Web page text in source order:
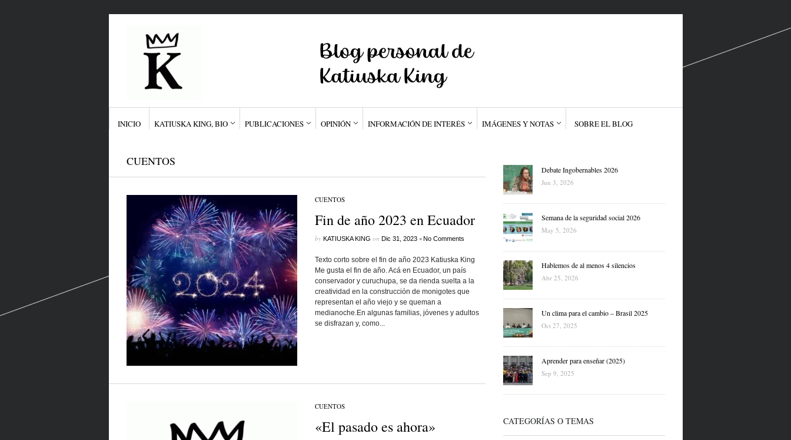
INICIO KATIUSKA KING, BIO PUBLICACIONES OPINIÓN INFORMACIÓN DE INTERÉS IMÁGENES Y NOTAS SOBRE EL BLOG
CUENTOS
CUENTOS
Fin de año 2023 en Ecuador
by KATIUSKA KING on Dic 31, 2023 •No Comments
Texto corto sobre el fin de año 2023 Katiuska King
Me gusta el fin de año. Acá en Ecuador, un país
conservador y curuchupa, se da rienda suelta a la
creatividad en la construcción de monigotes que
representan el año viejo y se queman a
medianoche.En algunas familias, jóvenes y adultos
se disfrazan y, como...
CUENTOS
«El pasado es ahora»
Debate Ingobernables 2026
Jun 3, 2026
Semana de la seguridad social 2026
May 5, 2026
Hablemos de al menos 4 silencios
Abr 25, 2026
Un clima para el cambio – Brasil 2025
Oct 27, 2025
Aprender para enseñar (2025)
Sep 9, 2025
CATEGORÍAS O TEMAS